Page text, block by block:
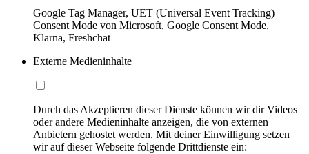
Google Tag Manager, UET (Universal Event Tracking)
Consent Mode von Microsoft, Google Consent Mode,
Klarna, Freshchat
Externe Medieninhalte
Durch das Akzeptieren dieser Dienste können wir dir Videos
oder andere Medieninhalte anzeigen, die von externen
Anbietern gehostet werden. Mit deiner Einwilligung setzen
wir auf dieser Webseite folgende Drittdienste ein: